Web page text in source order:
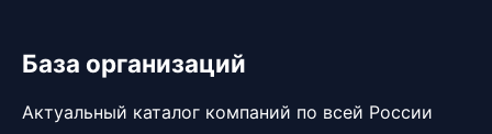
База организаций
Актуальный каталог компаний по всей России